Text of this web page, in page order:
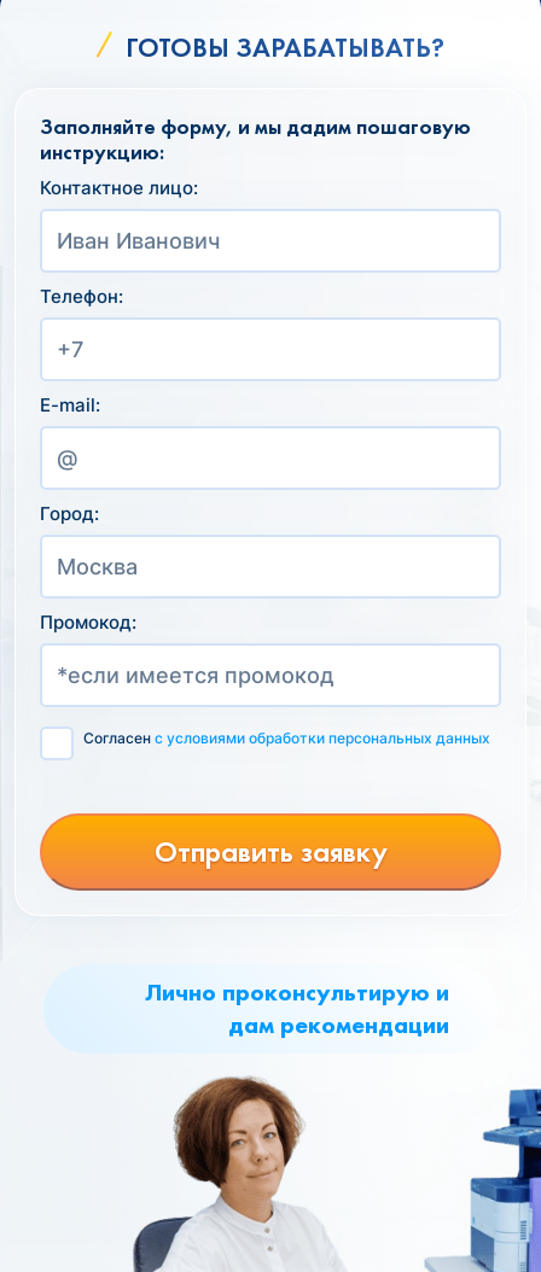
ГОТОВЫ ЗАРАБАТЫВАТЬ?
Лично проконсультирую и
дам рекомендации
Заполняйте форму, и мы дадим пошаговую
инструкцию:
Контактное лицо:
Телефон:
E-mail:
Город:
Промокод:
Согласен с условиями обработки персональных данных
Отправить заявку